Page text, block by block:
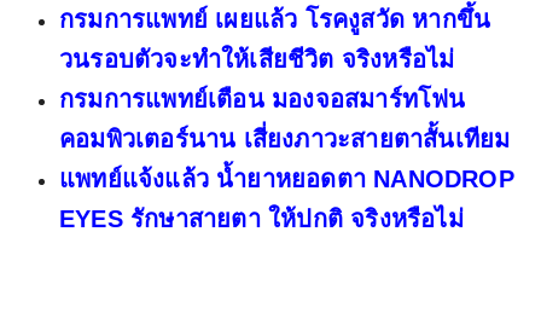
กรมการแพทย์ เผยแล้ว โรคงูสวัด หากขึ้น
วนรอบตัวจะทำให้เสียชีวิต จริงหรือไม่
กรมการแพทย์เตือน มองจอสมาร์ทโฟน
คอมพิวเตอร์นาน เสี่ยงภาวะสายตาสั้นเทียม
แพทย์แจ้งแล้ว น้ำยาหยอดตา NANODROP
EYES รักษาสายตา ให้ปกติ จริงหรือไม่